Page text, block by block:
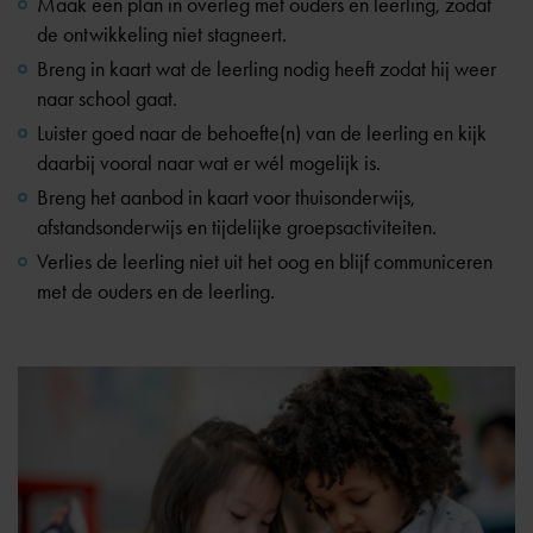
de ontwikkeling niet stagneert.
Breng in kaart wat de leerling nodig heeft zodat hij weer
naar school gaat.
Luister goed naar de behoefte(n) van de leerling en kijk
daarbij vooral naar wat er wél mogelijk is.
Breng het aanbod in kaart voor thuisonderwijs,
afstandsonderwijs en tijdelijke groepsactiviteiten.
Verlies de leerling niet uit het oog en blijf communiceren
met de ouders en de leerling.